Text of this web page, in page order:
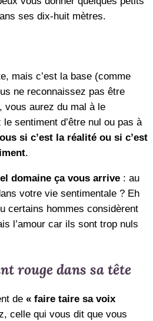
ses dix-huit mètres.
mais c’est la base (comme
ne reconnaissez pas être
vous aurez du mal à le
sentiment d’être nul ou pas à
si c’est la réalité ou si c’est
.
domaine ça vous arrive : au
votre vie sentimentale ? Eh
certains hommes considèrent
l’amour car ils sont trop nuls
rouge dans sa tête
de « faire taire sa voix
celle qui vous dit que vous